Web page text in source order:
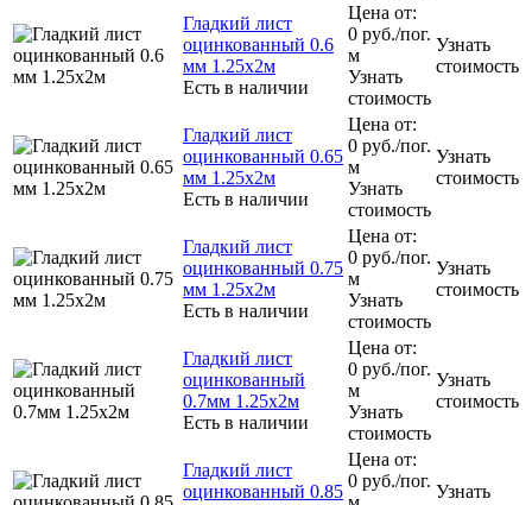
Гладкий лист
оцинкованный 0.6
мм 1.25х2м
Есть в наличии
Цена от:
0 руб./пог.
м
Узнать
стоимость
Узнать
стоимость
Гладкий лист
оцинкованный 0.65
мм 1.25х2м
Есть в наличии
Цена от:
0 руб./пог.
м
Узнать
стоимость
Узнать
стоимость
Гладкий лист
оцинкованный 0.75
мм 1.25х2м
Есть в наличии
Цена от:
0 руб./пог.
м
Узнать
стоимость
Узнать
стоимость
Гладкий лист
оцинкованный
0.7мм 1.25х2м
Есть в наличии
Цена от:
0 руб./пог.
м
Узнать
стоимость
Узнать
стоимость
Гладкий лист
оцинкованный 0.85
Цена от:
0 руб./пог.
Узнать